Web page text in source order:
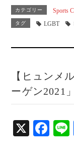
bo
ok
カテゴリー Sports
タグ LGBT
【ヒュンメ
ーゲン2021
X
Fa